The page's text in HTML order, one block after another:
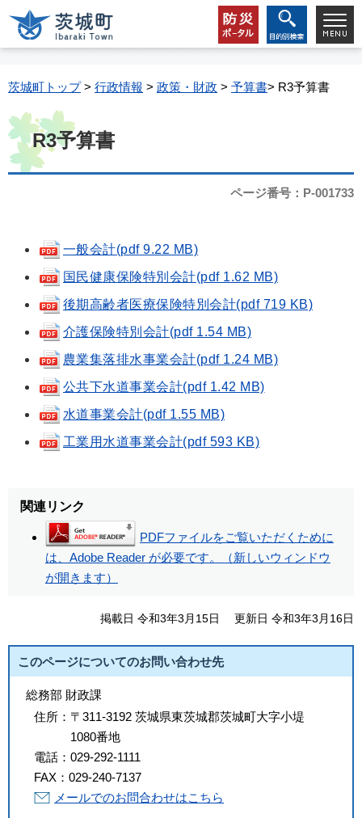
茨城町トップ> 行政情報 > 政策・財政 > 予算書> R3予算書
R3予算書
ページ番号：P-001733
一般会計(pdf 9.22 MB)
国民健康保険特別会計(pdf 1.62 MB)
後期高齢者医療保険特別会計(pdf 719 KB)
介護保険特別会計(pdf 1.54 MB)
農業集落排水事業会計(pdf 1.24 MB)
公共下水道事業会計(pdf 1.42 MB)
水道事業会計(pdf 1.55 MB)
工業用水道事業会計(pdf 593 KB)
関連リンク
PDFファイルをご覧いただくために
は、Adobe Reader が必要です。（新しいウィンドウ
が開きます）
掲載日 令和3年3月15日 更新日 令和3年3月16日
このページについてのお問い合わせ先
総務部 財政課
住所： 〒311-3192 茨城県東茨城郡茨城町大字小堤
1080番地
電話： 029-292-1111
FAX： 029-240-7137
メールでのお問合わせはこちら